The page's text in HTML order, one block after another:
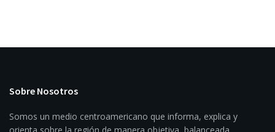
Sobre Nosotros
Somos un medio centroamericano que informa, explica y